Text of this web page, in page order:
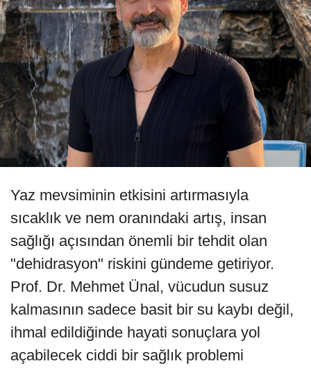
Yaz mevsiminin etkisini artırmasıyla
sıcaklık ve nem oranındaki artış, insan
sağlığı açısından önemli bir tehdit olan
"dehidrasyon" riskini gündeme getiriyor.
Prof. Dr. Mehmet Ünal, vücudun susuz
kalmasının sadece basit bir su kaybı değil,
ihmal edildiğinde hayati sonuçlara yol
açabilecek ciddi bir sağlık problemi